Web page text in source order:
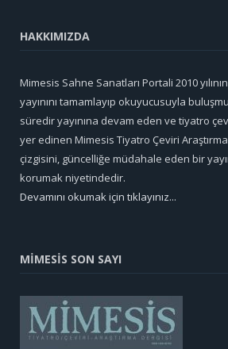
HAKKIMIZDA
Mimesis Sahne Sanatları Portali 2010
yayınını tamamlayıp okuyucusuyla
süredir yayınına devam eden ve tiyatro
yer edinen Mimesis Tiyatro Çeviri
çizgisini, güncelliğe müdahale eden bir
korumak niyetindedir.
Devamını okumak için tıklayınız...
MİMESİS SON SAYI